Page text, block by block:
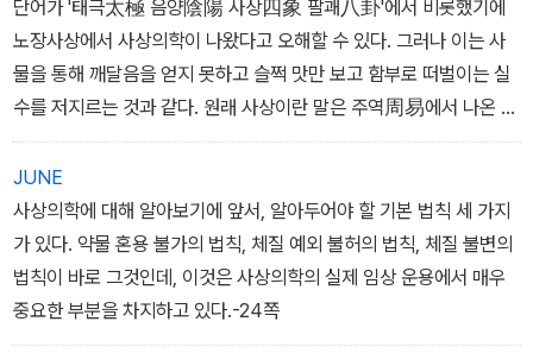
이 높거나 유전 경향이 있는 질환을 설명하면서, 사람들이 쉽고 간단
하게 이해할 수 있는 '체질'이라는 용어로 설명했기 때문에 빚어진 일
이라고 할 수 있다. 그러나 병증과 체질은 분명히 다르다. 체질은 타고
난 것이기에 절대 변하지 않는다. 흔히 타고난 본성은 바뀌지 않는다
고 말하지 않던가. 물론 살면서 성격이나 기타 모든 것들이 조금씩 변
하지만 본성만은 바뀌지 않는다고 생각한다.
이 개념은 체질을 판정할 때 상당히 중요하다. 보통 체질을 판정할 때
손쉽게 외모만 보고 결정하는데 체질 판정은 단순히 외모만 보고 판
별해서는 안 되며 반드시 외모, 성격, 병증 등의 여러 가지 기준을 종
합해서 구분해야만 한다. 어느 한쪽으로 치우쳐 생각해서는 안 되는
단어가 '태극太極 음양陰陽 사상四象 팔괘八卦'에서 비롯했기에
노장사상에서 사상의학이 나왔다고 오해할 수 있다. 그러나 이는 사
물을 통해 깨달음을 얻지 못하고 슬쩍 맛만 보고 함부로 떠벌이는 실
수를 저지르는 것과 같다. 원래 사상이란 말은 주역周易에서 나온 말
로 '태양太陽 소양少陽 태음太陰 소음少陰'을 가리킨다. 즉, 태극
에서 음양의 양의兩儀가 생기고, 양의에서 태양. 소양. 태음. 소음의
사상이 생기고, 사상에서 '건乾 태兌 리離 진辰 손巽 감坎 간艮 곤
坤'의 팔괘가 생긴다는 것에서 유래한 말이다. 그러나 동무가 생각하
는 사상은 일(事),마음(心),몸(身),물건(物), 이 네 가지로 음양의 사
상이 아닌 '인의예지仁義禮智' 즉 유학의 사단四端에서 비롯한 4
원 구조를 뜻하는 것일 뿐이다.
JUNE
사상의학에 대해 알아보기에 앞서, 알아두어야 할 기본 법칙 세 가지
가 있다. 약물 혼용 불가의 법칙, 체질 예외 불허의 법칙, 체질 불변의
법칙이 바로 그것인데, 이것은 사상의학의 실제 임상 운용에서 매우
중요한 부분을 차지하고 있다.-24쪽